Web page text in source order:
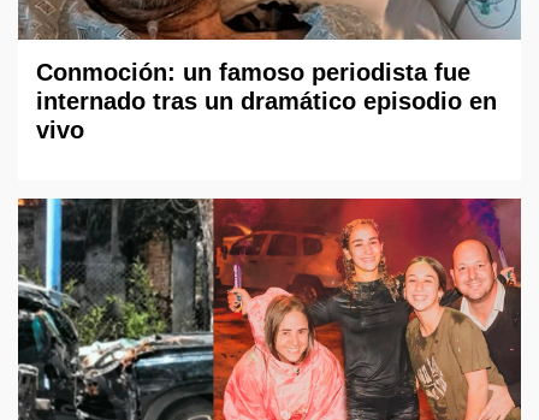
Conmoción: un famoso periodista fue
internado tras un dramático episodio en
vivo